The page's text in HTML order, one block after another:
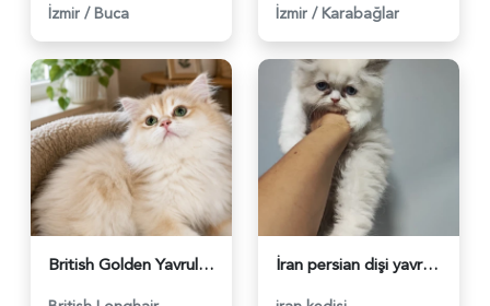
İzmir / Buca
İzmir / Karabağlar
British Golden Yavrular - 6208 İran persian dişi yavruları - 5955